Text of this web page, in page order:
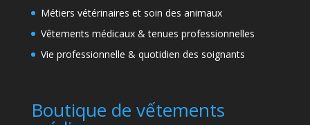
Métiers vétérinaires et soin des animaux
Vêtements médicaux & tenues professionnelles
Vie professionnelle & quotidien des soignants
Boutique de vếtements